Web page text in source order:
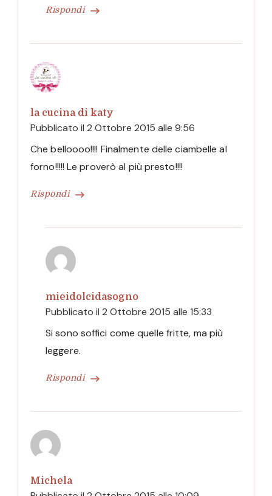
Rispondi
la cucina di katy
Pubblicato il 2 Ottobre 2015 alle 9:56
Rispondi
Che belloooo!!!! Finalmente delle ciambelle al
forno!!!!! Le proverò al più presto!!!!
mieidolcidasogno
Pubblicato il 2 Ottobre 2015 alle 15:33
Rispondi
Si sono soffici come quelle fritte, ma più
leggere.
Michela